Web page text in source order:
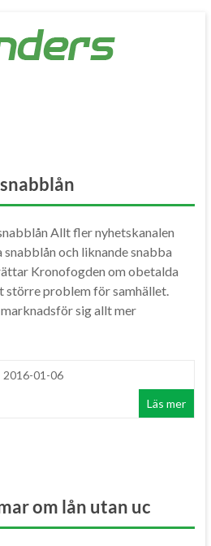
Allt fler nyhetskanalen
och liknande snabba
Kronofogden om obetalda
större problem för samhället.
sig allt mer
2016-01-06
Läs mer
om lån utan uc